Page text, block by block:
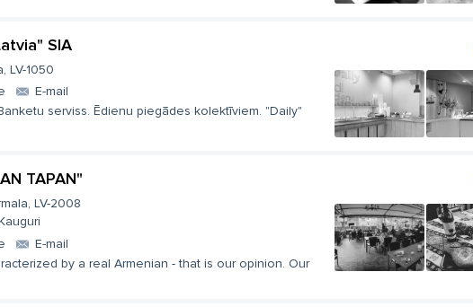
SIA
LV-1050
E-mail
serviss. Ēdienu piegādes kolektīviem. "Daily"
TAPAN"
LV-2008
E-mail
by a real Armenian - that is our opinion. Our